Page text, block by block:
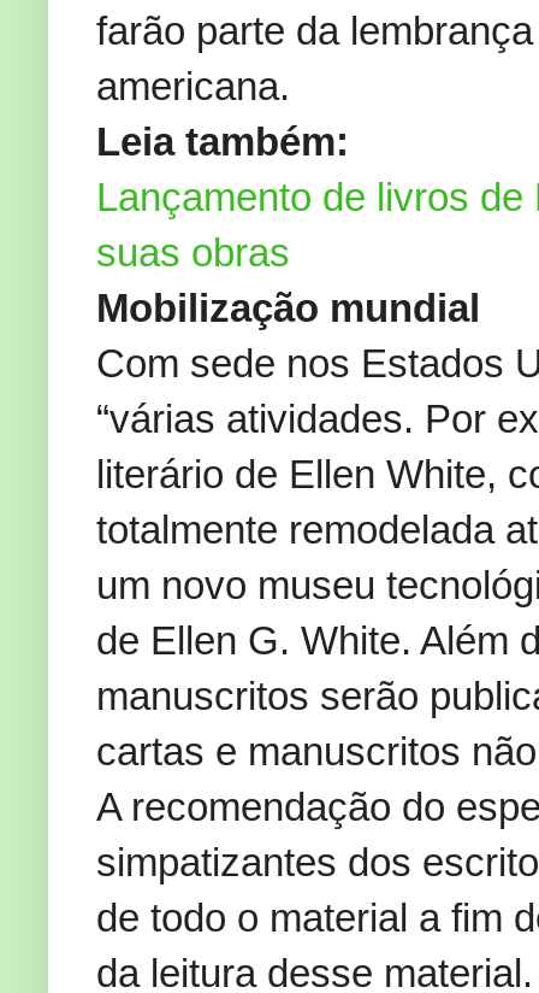
farão parte da
americana.
Leia também:
Lançamento de livros
suas obras
Mobilização mundial
Com sede nos Estados
“várias atividades. Por
literário de Ellen White,
totalmente remodelada
um novo museu
de Ellen G. White. Além
manuscritos serão
cartas e manuscritos
A recomendação do
simpatizantes dos
de todo o material a fim
da leitura desse